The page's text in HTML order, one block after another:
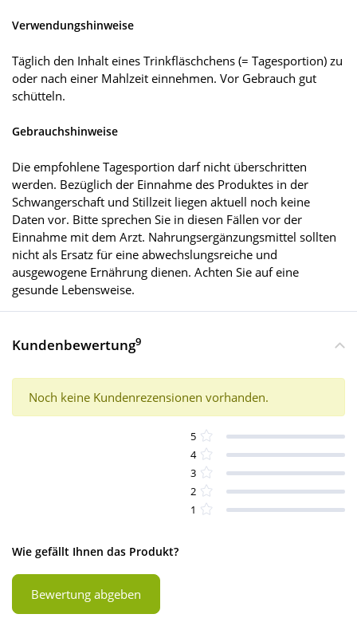
Verwendungshinweise
Täglich den Inhalt eines Trinkfläschchens (= Tagesportion) zu
oder nach einer Mahlzeit einnehmen. Vor Gebrauch gut
schütteln.
Gebrauchshinweise
Die empfohlene Tagesportion darf nicht überschritten
werden. Bezüglich der Einnahme des Produktes in der
Schwangerschaft und Stillzeit liegen aktuell noch keine
Daten vor. Bitte sprechen Sie in diesen Fällen vor der
Einnahme mit dem Arzt. Nahrungsergänzungsmittel sollten
nicht als Ersatz für eine abwechslungsreiche und
ausgewogene Ernährung dienen. Achten Sie auf eine
gesunde Lebensweise.
Kundenbewertung9
Noch keine Kundenrezensionen vorhanden.
5
4
3
2
1
Wie gefällt Ihnen das Produkt?
Bewertung abgeben